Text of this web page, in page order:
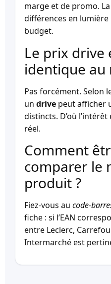
marge et de promo. La
différences en
budget.
Le prix drive
identique au
Pas forcément. Selon
un drive peut afficher
distincts. D’où
réel.
Comment
comparer le
produit ?
Fiez-vous au code-
fiche : si l’EAN
entre Leclerc,
Intermarché est